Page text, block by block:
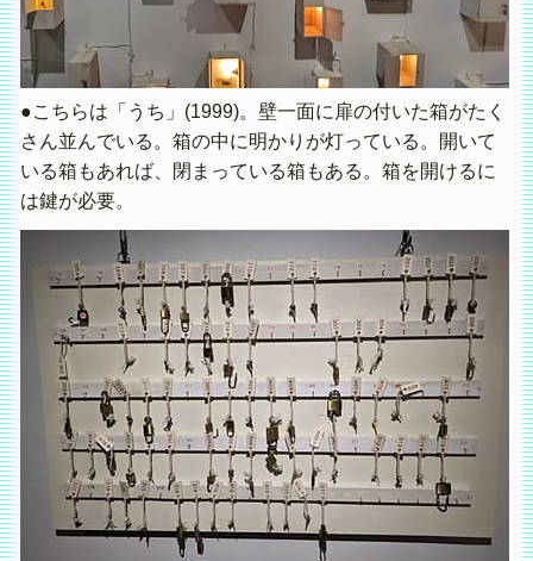
●こちらは「うち」(1999)。壁一面に扉の付いた箱がたく
さん並んでいる。箱の中に明かりが灯っている。開いて
いる箱もあれば、閉まっている箱もある。箱を開けるに
は鍵が必要。